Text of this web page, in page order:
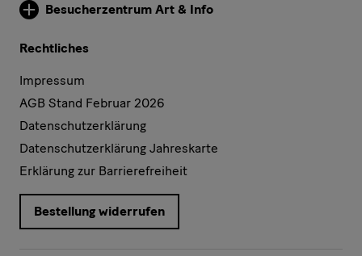
Weitere Informationen
Besucherzentrum Art & Info
Rechtliches
Impressum
AGB Stand Februar 2026
Datenschutzerklärung
Datenschutzerklärung Jahreskarte
Erklärung zur Barrierefreiheit
Bestellung widerrufen